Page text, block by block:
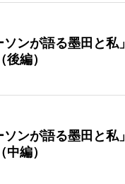
ンが語る墨田と私」
編）
ンが語る墨田と私」
編）